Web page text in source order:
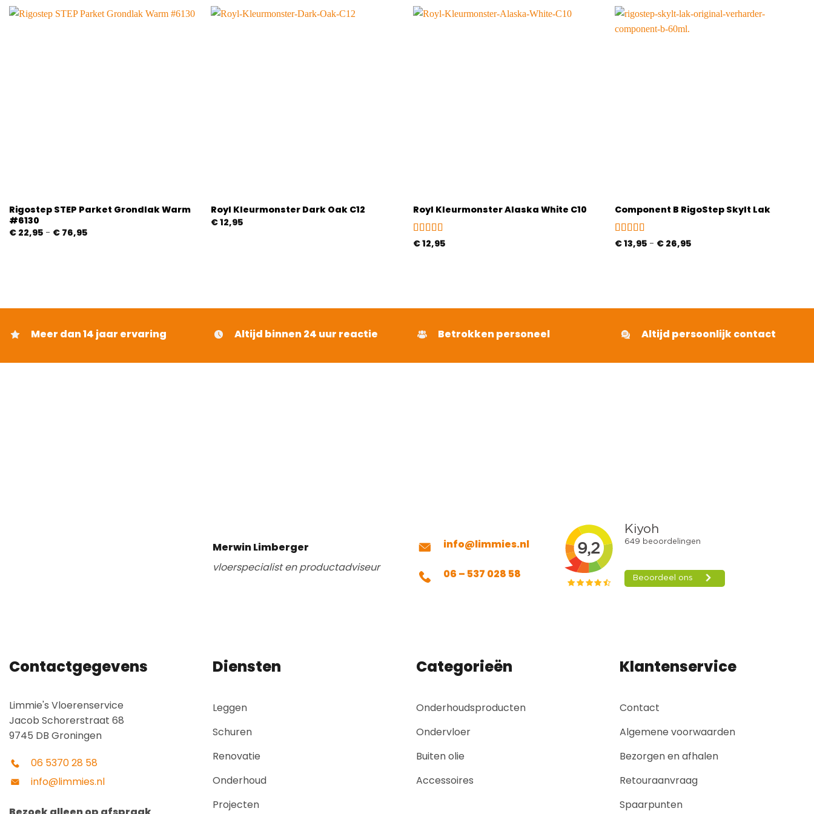
Rigostep STEP Parket Grondlak Warm
#6130
€22,95 - €76,95Prijsklasse:
Royl Kleurmonster Dark Oak C12
€12,95
Royl Kleurmonster Alaska White C10
Gewaardeerd
€12,95
Component B RigoStep Skylt Lak
Gewaardeerd
€13,95 - € 26,95Prijsklasse:
Meer dan 14 jaar ervaring Altijd binnen 24 uur reactie Betrokken personeel Altijd persoonlijk contact
Merwin Limberger
vloerspecialist en productadviseur
info@limmies.nl
06 – 537 028 58
Contactgegevens
Limmie's Vloerenservice
Jacob Schorerstraat 68
9745 DB Groningen
06 5370 28 58
info@limmies.nl
Diensten
Leggen
Schuren
Renovatie
Onderhoud
Projecten
Categorieën
Onderhoudsproducten
Ondervloer
Buiten olie
Accessoires
Klantenservice
Contact
Algemene voorwaarden
Bezorgen en afhalen
Retouraanvraag
Spaarpunten